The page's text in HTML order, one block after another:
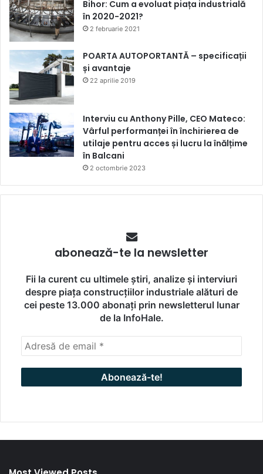
Bihor: Cum a evoluat piața industrială
în 2020-2021?
2 februarie 2021
POARTA AUTOPORTANTĂ – specificații
și avantaje
22 aprilie 2019
Interviu cu Anthony Pille, CEO Mateco:
Vârful performanței în închirierea de
utilaje pentru acces și lucru la înălțime
în Balcani
2 octombrie 2023
abonează-te la newsletter
Fii la curent cu ultimele știri, analize și interviuri
despre piața construcțiilor industriale alături de
cei peste 13.000 abonați prin newsletterul lunar
de la InfoHale.